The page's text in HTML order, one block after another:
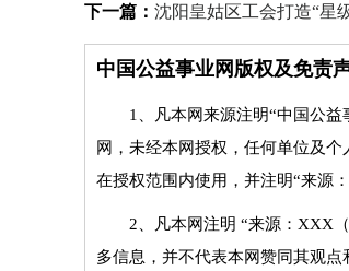
下一篇： 沈阳皇姑区工会打造“星
中国公益事业网版权及免责
1、凡本网来源注明“中国公
网，未经本网授权，任何单位及
在授权范围内使用，并注明“来源
2、凡本网注明 “来源：XXX
多信息，并不代表本网赞同其观点